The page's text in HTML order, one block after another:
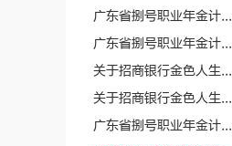
广东省捌号职业年金计...
广东省捌号职业年金计...
关于招商银行金色人生...
关于招商银行金色人生...
广东省捌号职业年金计...